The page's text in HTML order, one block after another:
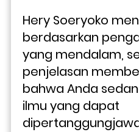
Hery Soeryoko
berdasarkan
yang mendalam,
penjelasan
bahwa Anda
ilmu yang dapat